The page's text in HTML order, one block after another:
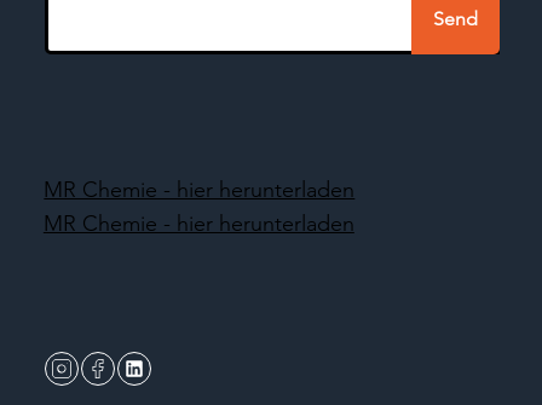
Send
MR Chemie - hier herunterladen
MR Chemie - hier herunterladen